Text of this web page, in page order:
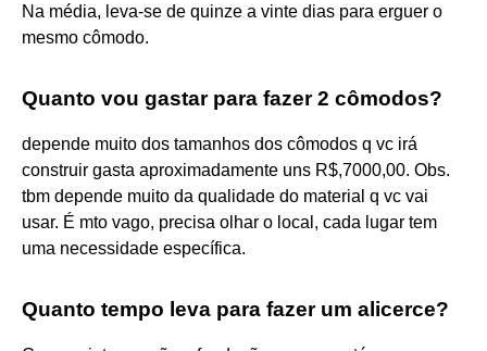
Na média, leva-se de quinze a vinte dias para erguer o
mesmo cômodo.
Quanto vou gastar para fazer 2 cômodos?
depende muito dos tamanhos dos cômodos q vc irá
construir gasta aproximadamente uns R$,7000,00. Obs.
tbm depende muito da qualidade do material q vc vai
usar. É mto vago, precisa olhar o local, cada lugar tem
uma necessidade específica.
Quanto tempo leva para fazer um alicerce?